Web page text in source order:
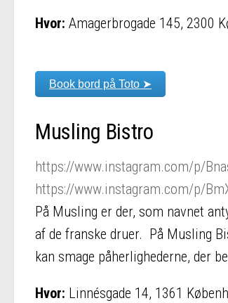
Hvor: Amagerbrogade 145, 2300
Book bord på Toto ➤
Musling Bistro
https://www.instagram.com/p/
https://www.instagram.com/p/
På Musling er der, som navnet
af de franske druer. På Musling
kan smage påherlighederne, der
Hvor: Linnésgade 14, 1361